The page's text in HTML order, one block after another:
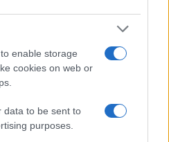
enable storage
cookies on web or
data to be sent to
purposes.
Leggi i commenti
04/08/2026